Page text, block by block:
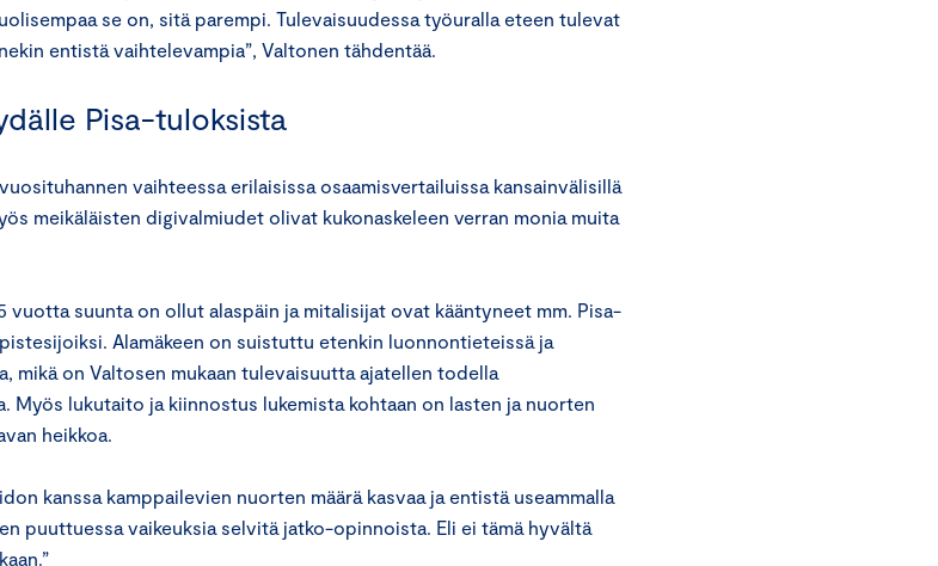
se on, sitä parempi. Tulevaisuudessa työuralla eteen tulevat
entistä vaihtelevampia”, Valtonen tähdentää.
Pisa-tuloksista
vaihteessa erilaisissa osaamisvertailuissa kansainvälisillä
meikäläisten digivalmiudet olivat kukonaskeleen verran monia muita
vuotta suunta on ollut alaspäin ja mitalisijat ovat kääntyneet mm. Pisa-
Alamäkeen on suistuttu etenkin luonnontieteissä ja
mikä on Valtosen mukaan tulevaisuutta ajatellen todella
Myös lukutaito ja kiinnostus lukemista kohtaan on lasten ja nuorten
heikkoa.
kanssa kamppailevien nuorten määrä kasvaa ja entistä useammalla
puuttuessa vaikeuksia selvitä jatko-opinnoista. Eli ei tämä hyvältä